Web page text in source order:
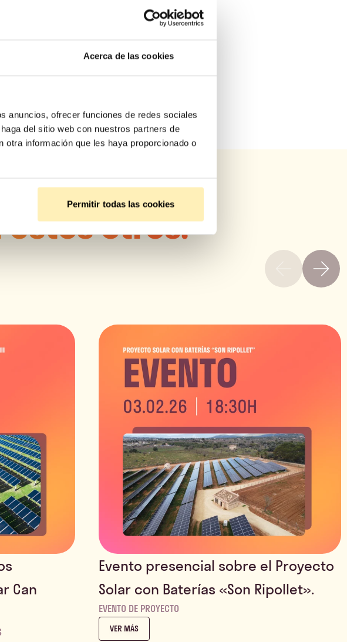
Acerca de las cookies
anuncios, ofrecer funciones de redes sociales
del sitio web con nuestros partners de
información que les haya proporcionado o
Permitir todas las cookies
estos otros:
Can
Evento presencial sobre el Proyecto
Solar con Baterías «Son Ripollet».
EVENTO DE PROYECTO
VER MÁS